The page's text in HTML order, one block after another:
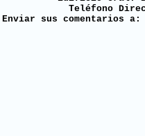
Teléfono
Enviar sus comentarios